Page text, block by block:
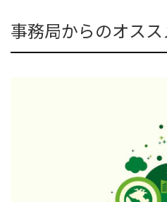
事務局からのオスス